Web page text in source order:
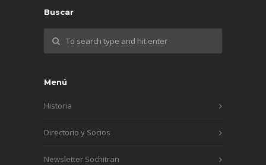
Buscar
Menú
Historia
Directorio y Socios
Newsletter Sochitran